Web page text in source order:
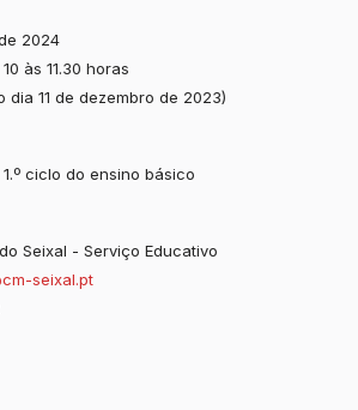
2024
às 11.30 horas
11 de dezembro de 2023)
ciclo do ensino básico
Seixal - Serviço Educativo
seixal.pt